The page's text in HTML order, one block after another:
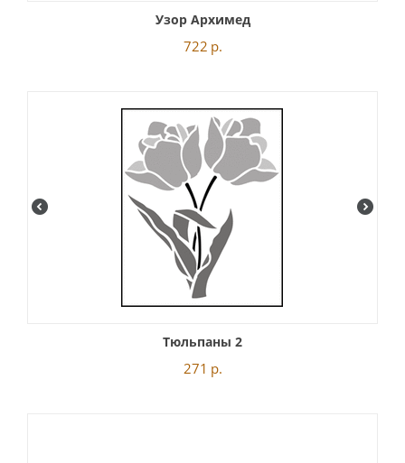
Узор Архимед
722 р.
Тюльпаны 2
271 р.